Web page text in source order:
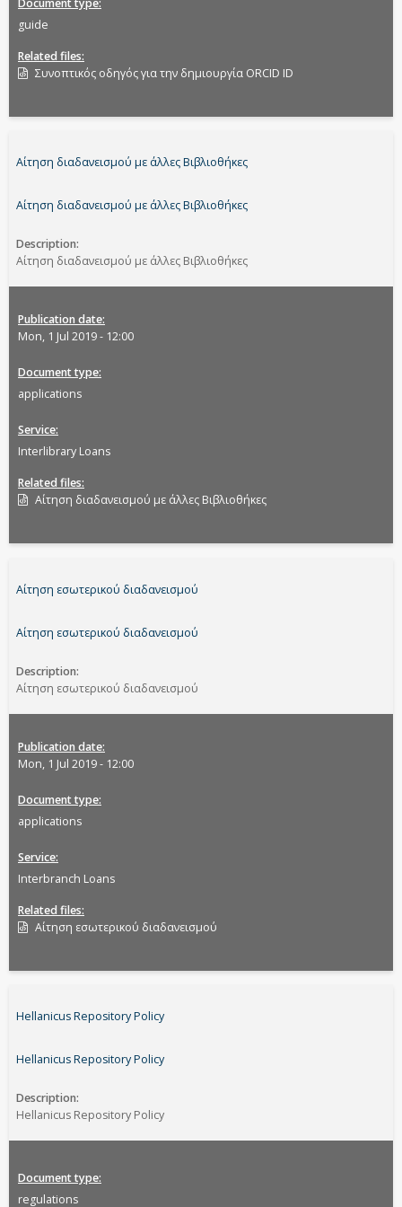
guide
Related files
Συνοπτικός οδηγός για την δημιουργία ORCID ID
Αίτηση διαδανεισμού με άλλες Βιβλιοθήκες
Αίτηση διαδανεισμού με άλλες Βιβλιοθήκες
Description
Αίτηση διαδανεισμού με άλλες Βιβλιοθήκες
Publication date
Mon, 1 Jul 2019 - 12:00
Document type
applications
Service
Interlibrary Loans
Related files
Αίτηση διαδανεισμού με άλλες Βιβλιοθήκες
Αίτηση εσωτερικού διαδανεισμού
Αίτηση εσωτερικού διαδανεισμού
Description
Αίτηση εσωτερικού διαδανεισμού
Publication date
Mon, 1 Jul 2019 - 12:00
Document type
applications
Service
Interbranch Loans
Related files
Αίτηση εσωτερικού διαδανεισμού
Hellanicus Repository Policy
Hellanicus Repository Policy
Description
Hellanicus Repository Policy
Document type
regulations